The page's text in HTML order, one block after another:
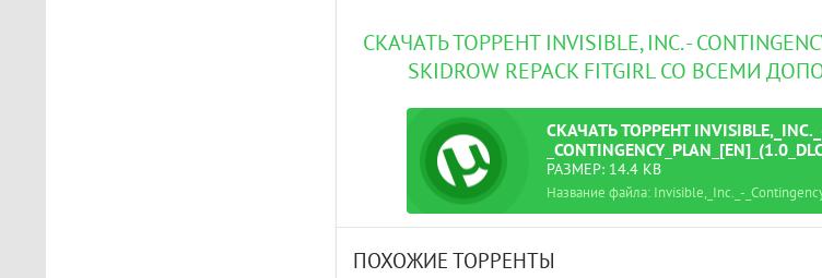
СКАЧАТЬ ТОРРЕНТ INVISIBLE, INC. -
SKIDROW REPACK FITGIRL СО ВСЕМИ
СКАЧАТЬТОРРЕНТ
РАЗМЕР: 14.4 KB
ПОХОЖИЕ ТОРРЕНТЫ